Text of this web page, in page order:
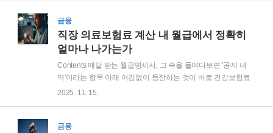
르면 나중에 보험금을 청구할 때 당황하게 됩니다. 전문가의 시
선에서 가장 효율적으로 보장을 채우는 방법들을 소개합니다.1.
40대 여성 다빈도 암 순위와 현실적인 위험도 분석40대 여성에
입니다. 40대 여성 암보험 설계 시 이 세 가지 암이 '일반암'으로
분류되어 충분한 진단비를 받을 수 있는지 반드시 확인해야 합
니다. 일부 상품은 ..
금융
직장 의료보험료 계산 내 월급에서 정확히
얼마나 나가는가
Contents 매달 받는 월급명세서, 그 속을 들여다보면 '공제 내
역'이라는 항목 아래 어김없이 등장하는 것이 바로 건강보험료
입니다. 우리는 4대 보험의 일환으로 당연하게 납부하고 있지
넘어, 보수월액과 건강보험료율, 그리고 장기요양보험료가 복
2025. 11. 15.
금융